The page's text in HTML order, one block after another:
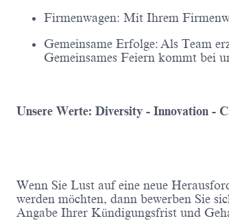
Firmenwagen: Mit Ihrem
Gemeinsame Erfolge: Als Team
Gemeinsames Feiern kommt bei
Unsere Werte: Diversity - Innovation -
Wenn Sie Lust auf eine neue
werden möchten, dann bewerben Sie
Angabe Ihrer Kündigungsfrist und